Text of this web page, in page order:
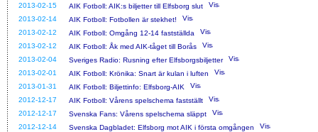
2013-02-15
AIK Fotboll: AIK:s biljetter till Elfsborg slut
2013-02-14
AIK Fotboll: Fotbollen är stekhet!
2013-02-12
AIK Fotboll: Omgång 12-14 fastställda
2013-02-12
AIK Fotboll: Åk med AIK-tåget till Borås
2013-02-04
Sveriges Radio: Rusning efter Elfsborgsbiljetter
2013-02-01
AIK Fotboll: Krönika: Snart är kulan i luften
2013-01-31
AIK Fotboll: Biljettinfo: Elfsborg-AIK
2012-12-17
AIK Fotboll: Vårens spelschema fastställt
2012-12-17
Svenska Fans: Vårens spelschema släppt
2012-12-14
Svenska Dagbladet: Elfsborg mot AIK i första omgången